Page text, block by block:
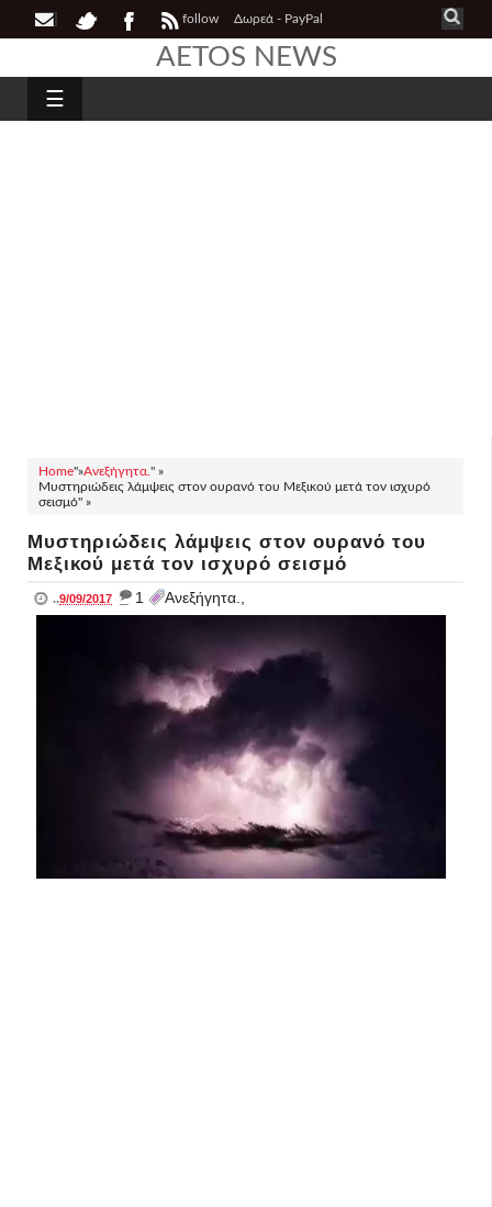
follow Δωρεά - PayPal
AETOS NEWS
☰
Home"»Ανεξήγητα. " »
Μυστηριώδεις λάμψεις στον ουρανό του Μεξικού μετά τον ισχυρό
σεισμό" »
Μυστηριώδεις λάμψεις στον ουρανό του
Μεξικού μετά τον ισχυρό σεισμό
..9/09/2017 _ 1 Ανεξήγητα.,